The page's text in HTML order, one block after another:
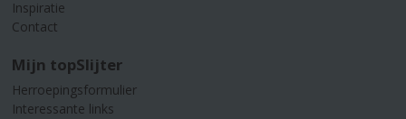
Inspiratie
Contact
Mijn topSlijter
Herroepingsformulier
Interessante links